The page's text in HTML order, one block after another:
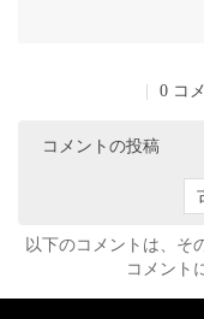
0 コ
コメントの投稿
以下のコメントは、そ
コメント